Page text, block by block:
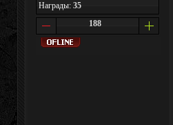
Награды: 35
188